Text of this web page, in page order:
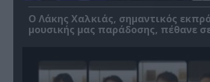
Ο Λάκης Χαλκιάς, σημαντικός
μουσικής μας παράδοσης, πέθανε